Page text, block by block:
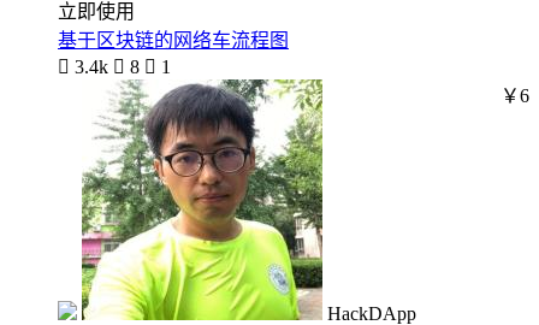
立即使用
基于区块链的网络车流程图
 3.4k  8  1
HackDApp
￥6